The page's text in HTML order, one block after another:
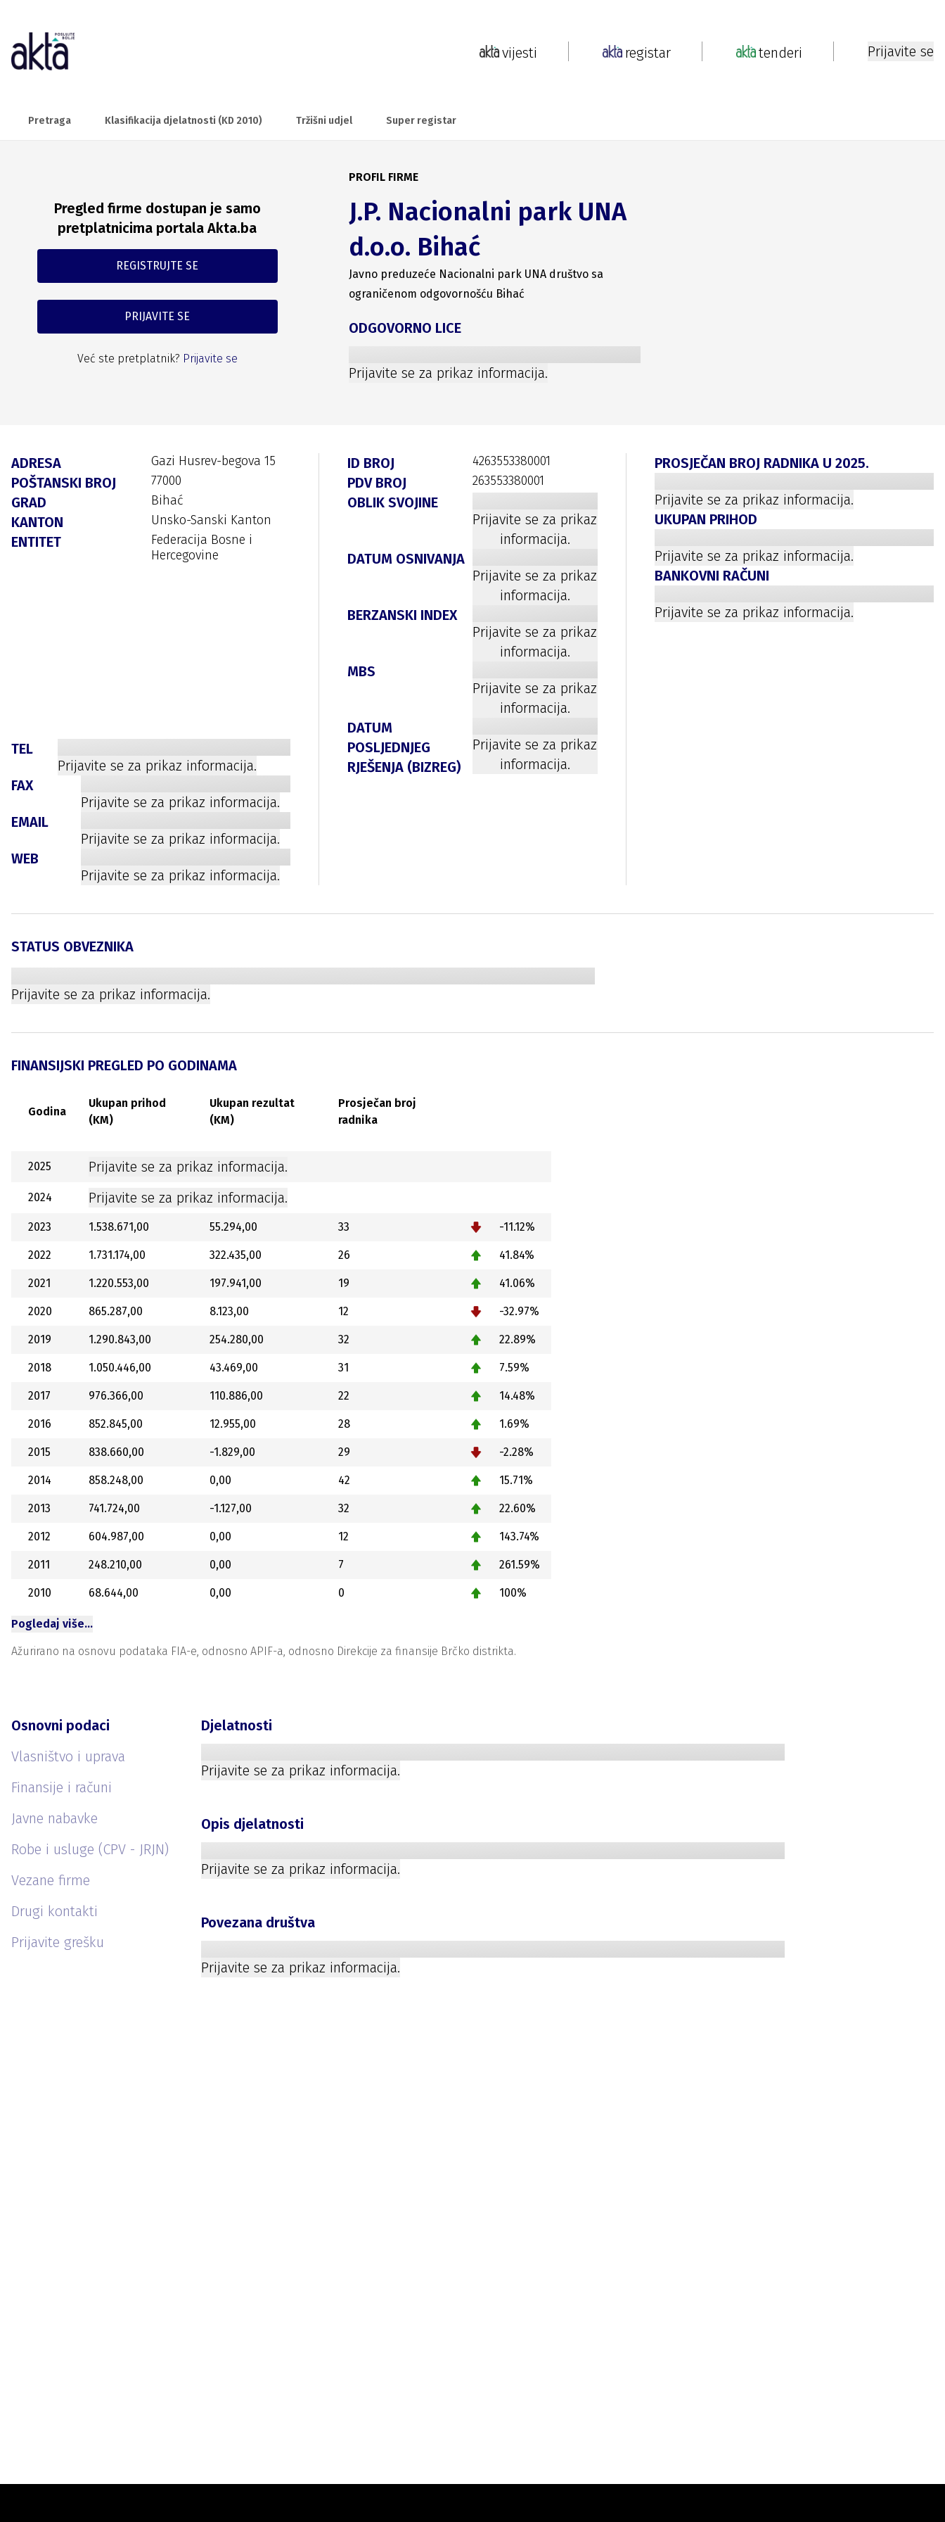
vijesti registar tenderi Prijavite se
Pretraga Klasifikacija djelatnosti (KD 2010) Tržišni udjel Super registar
Pregled firme dostupan je samo
pretplatnicima portala Akta.ba
REGISTRUJTE SE
PRIJAVITE SE
Već ste pretplatnik? Prijavite se
PROFIL FIRME
J.P. Nacionalni park UNA
d.o.o. Bihać
Javno preduzeće Nacionalni park UNA društvo sa
ograničenom odgovornošću Bihać
ODGOVORNO LICE
Prijavite se za prikaz informacija.
ADRESA Gazi Husrev-begova 15
POŠTANSKI BROJ 77000
GRAD Bihać
KANTON Unsko-Sanski Kanton
ENTITET
Federacija Bosne i
Hercegovine
TEL
Prijavite se za prikaz informacija.
FAX
Prijavite se za prikaz informacija.
EMAIL
Prijavite se za prikaz informacija.
WEB
Prijavite se za prikaz informacija.
ID BROJ 4263553380001
PDV BROJ 263553380001
OBLIK SVOJINE
Prijavite se za prikaz
informacija.
DATUM OSNIVANJA
Prijavite se za prikaz
informacija.
BERZANSKI INDEX
Prijavite se za prikaz
informacija.
MBS
Prijavite se za prikaz
informacija.
DATUM
POSLJEDNJEG
RJEŠENJA (BIZREG)
Prijavite se za prikaz
informacija.
PROSJEČAN BROJ RADNIKA U 2025.
Prijavite se za prikaz informacija.
UKUPAN PRIHOD
Prijavite se za prikaz informacija.
BANKOVNI RAČUNI
Prijavite se za prikaz informacija.
STATUS OBVEZNIKA
Prijavite se za prikaz informacija.
FINANSIJSKI PREGLED PO GODINAMA
Godina
Ukupan prihod
(KM)
Ukupan rezultat
(KM)
Prosječan broj
radnika
2025 Prijavite se za prikaz informacija.
2024 Prijavite se za prikaz informacija.
2023 1.538.671,00 55.294,00 33 -11.12%
2022 1.731.174,00 322.435,00 26 41.84%
2021 1.220.553,00 197.941,00 19 41.06%
2020 865.287,00 8.123,00 12 -32.97%
2019 1.290.843,00 254.280,00 32 22.89%
2018 1.050.446,00 43.469,00 31 7.59%
2017 976.366,00 110.886,00 22 14.48%
2016 852.845,00 12.955,00 28 1.69%
2015 838.660,00 -1.829,00 29 -2.28%
2014 858.248,00 0,00 42 15.71%
2013 741.724,00 -1.127,00 32 22.60%
2012 604.987,00 0,00 12 143.74%
2011 248.210,00 0,00 7 261.59%
2010 68.644,00 0,00 0 100%
Pogledaj više…
Ažurirano na osnovu podataka FIA-e, odnosno APIF-a, odnosno Direkcije za finansije Brčko distrikta.
Osnovni podaci
Vlasništvo i uprava
Finansije i računi
Javne nabavke
Robe i usluge (CPV - JRJN)
Vezane firme
Drugi kontakti
Prijavite grešku
Djelatnosti
Prijavite se za prikaz informacija.
Opis djelatnosti
Prijavite se za prikaz informacija.
Povezana društva
Prijavite se za prikaz informacija.